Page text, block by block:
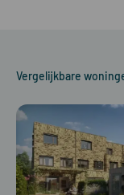
Vergelijkbare